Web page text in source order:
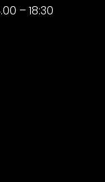
– 18:30